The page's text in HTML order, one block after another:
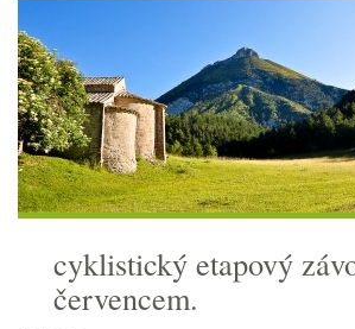
cyklistický etapový
červencem.